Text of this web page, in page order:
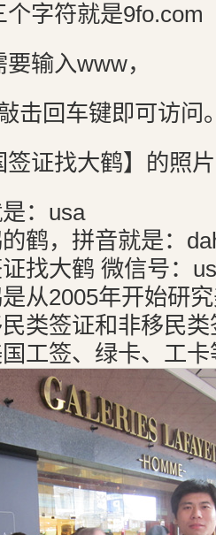
字符就是9fo.com
输入www，
击回车键即可访问
证找大鹤】的照片
：usa
鹤，拼音就是：
找大鹤 微信号：
从2005年开始研
类签证和非移民
工签、绿卡、工卡